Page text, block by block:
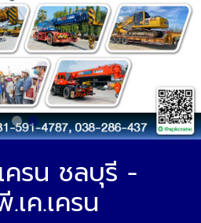
ครน ชลบุรี -
.เค.เครน